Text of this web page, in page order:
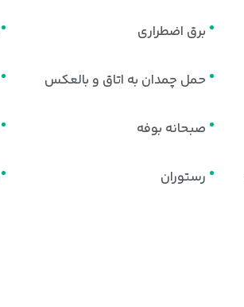
برق اضطراری
حمل چمدان به اتاق و بالعکس
صبحانه بوفه
رستوران